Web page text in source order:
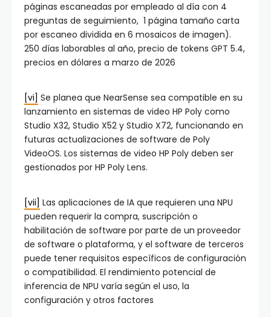
páginas escaneadas por empleado al día con 4
preguntas de seguimiento, 1 página tamaño carta
por escaneo dividida en 6 mosaicos de imagen).
250 días laborables al año, precio de tokens GPT 5.4,
precios en dólares a marzo de 2026
[vi] Se planea que NearSense sea compatible en su
lanzamiento en sistemas de video HP Poly como
Studio X32, Studio X52 y Studio X72, funcionando en
futuras actualizaciones de software de Poly
VideoOS. Los sistemas de video HP Poly deben ser
gestionados por HP Poly Lens.
[vii] Las aplicaciones de IA que requieren una NPU
pueden requerir la compra, suscripción o
habilitación de software por parte de un proveedor
de software o plataforma, y el software de terceros
puede tener requisitos específicos de configuración
o compatibilidad. El rendimiento potencial de
inferencia de NPU varía según el uso, la
configuración y otros factores